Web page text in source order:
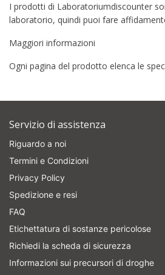
I prodotti di Laboratoriumdiscounter
laboratorio, quindi puoi fare
Maggiori informazioni
Ogni pagina del prodotto elenca le
Servizio di assistenza
Riguardo a noi
Termini e Condizioni
Privacy Policy
Spedizione e resi
FAQ
Etichettatura di sostanze pericolose
Richiedi la scheda di sicurezza
Informazioni sui precursori di droghe